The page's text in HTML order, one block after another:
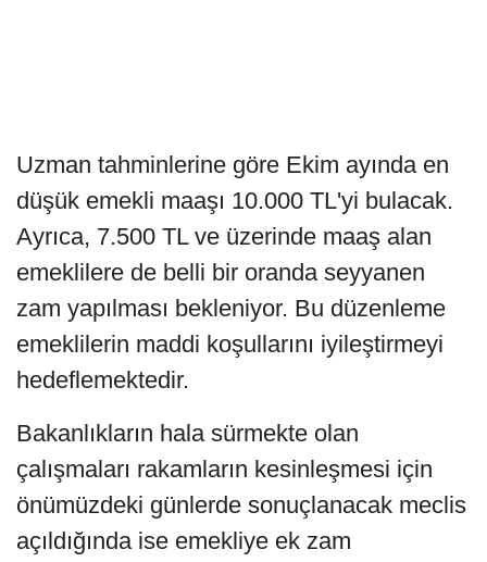
Uzman tahminlerine göre Ekim ayında en
düşük emekli maaşı 10.000 TL'yi bulacak.
Ayrıca, 7.500 TL ve üzerinde maaş alan
emeklilere de belli bir oranda seyyanen
zam yapılması bekleniyor. Bu düzenleme
emeklilerin maddi koşullarını iyileştirmeyi
hedeflemektedir.
Bakanlıkların hala sürmekte olan
çalışmaları rakamların kesinleşmesi için
önümüzdeki günlerde sonuçlanacak meclis
açıldığında ise emekliye ek zam